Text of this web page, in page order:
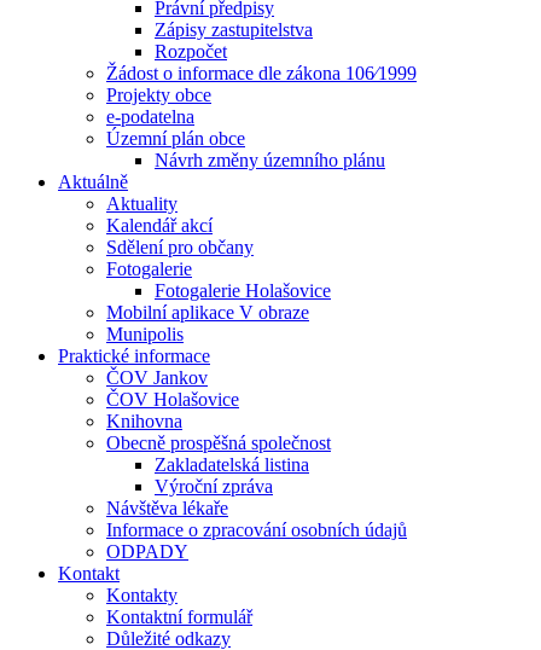
Právní předpisy
Zápisy zastupitelstva
Rozpočet
Žádost o informace dle zákona 106⁄1999
Projekty obce
e-podatelna
Územní plán obce
Návrh změny územního plánu
Aktuálně
Aktuality
Kalendář akcí
Sdělení pro občany
Fotogalerie
Fotogalerie Holašovice
Mobilní aplikace V obraze
Munipolis
Praktické informace
ČOV Jankov
ČOV Holašovice
Knihovna
Obecně prospěšná společnost
Zakladatelská listina
Výroční zpráva
Návštěva lékaře
Informace o zpracování osobních údajů
ODPADY
Kontakt
Kontakty
Kontaktní formulář
Důležité odkazy